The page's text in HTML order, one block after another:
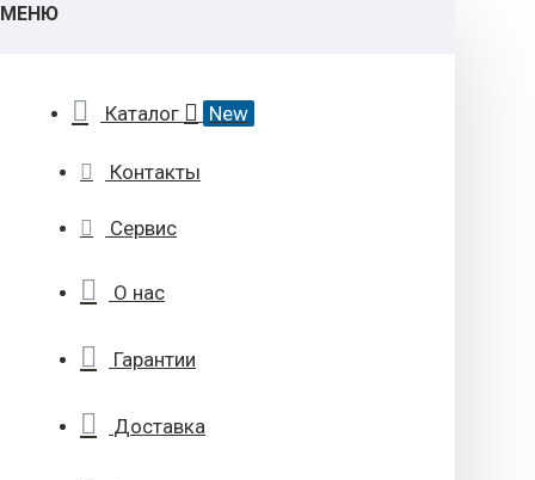
МЕНЮ
Каталог New
Контакты
Сервис
О нас
Гарантии
Доставка